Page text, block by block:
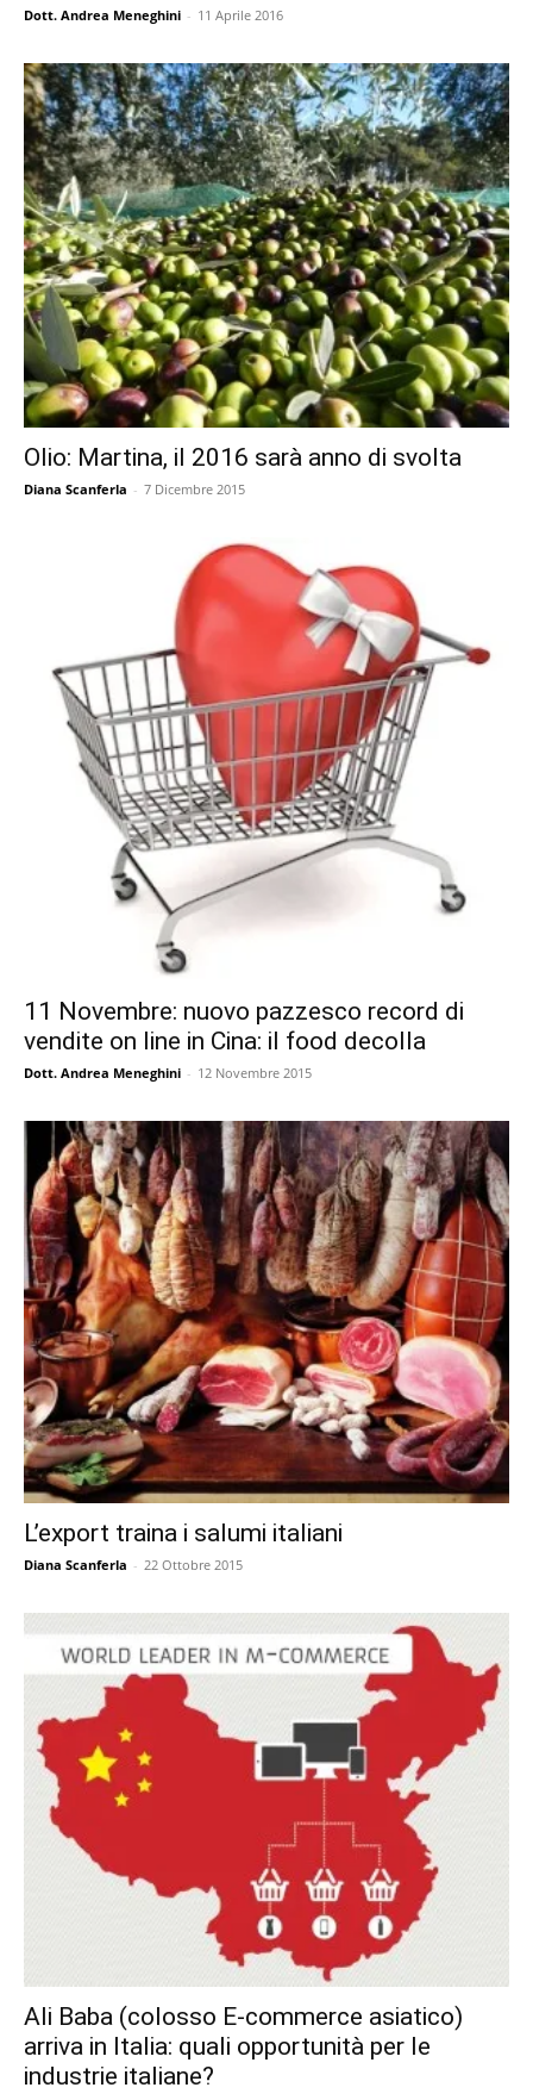
Dott. Andrea Meneghini - 11 Aprile 2016
Olio: Martina, il 2016 sarà anno di svolta
Diana Scanferla - 7 Dicembre 2015
11 Novembre: nuovo pazzesco record di
vendite on line in Cina: il food decolla
Dott. Andrea Meneghini - 12 Novembre 2015
L’export traina i salumi italiani
Diana Scanferla - 22 Ottobre 2015
Ali Baba (colosso E-commerce asiatico)
arriva in Italia: quali opportunità per le
industrie italiane?